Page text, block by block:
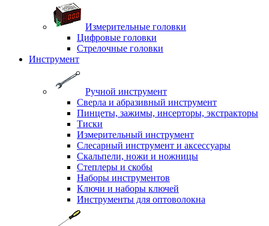
Измерительные головки
Цифровые головки
Стрелочные головки
Инструмент
Ручной инструмент
Сверла и абразивный инструмент
Пинцеты, зажимы, инсерторы, экстракторы
Тиски
Измерительный инструмент
Слесарный инструмент и аксессуары
Скальпели, ножи и ножницы
Степлеры и скобы
Наборы инструментов
Ключи и наборы ключей
Инструменты для оптоволокна